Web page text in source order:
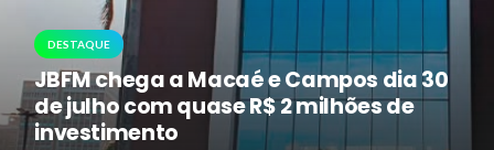
DESTAQUE
JBFM chega a Macaé e Campos dia 30
de julho com quase R$ 2 milhões de
investimento